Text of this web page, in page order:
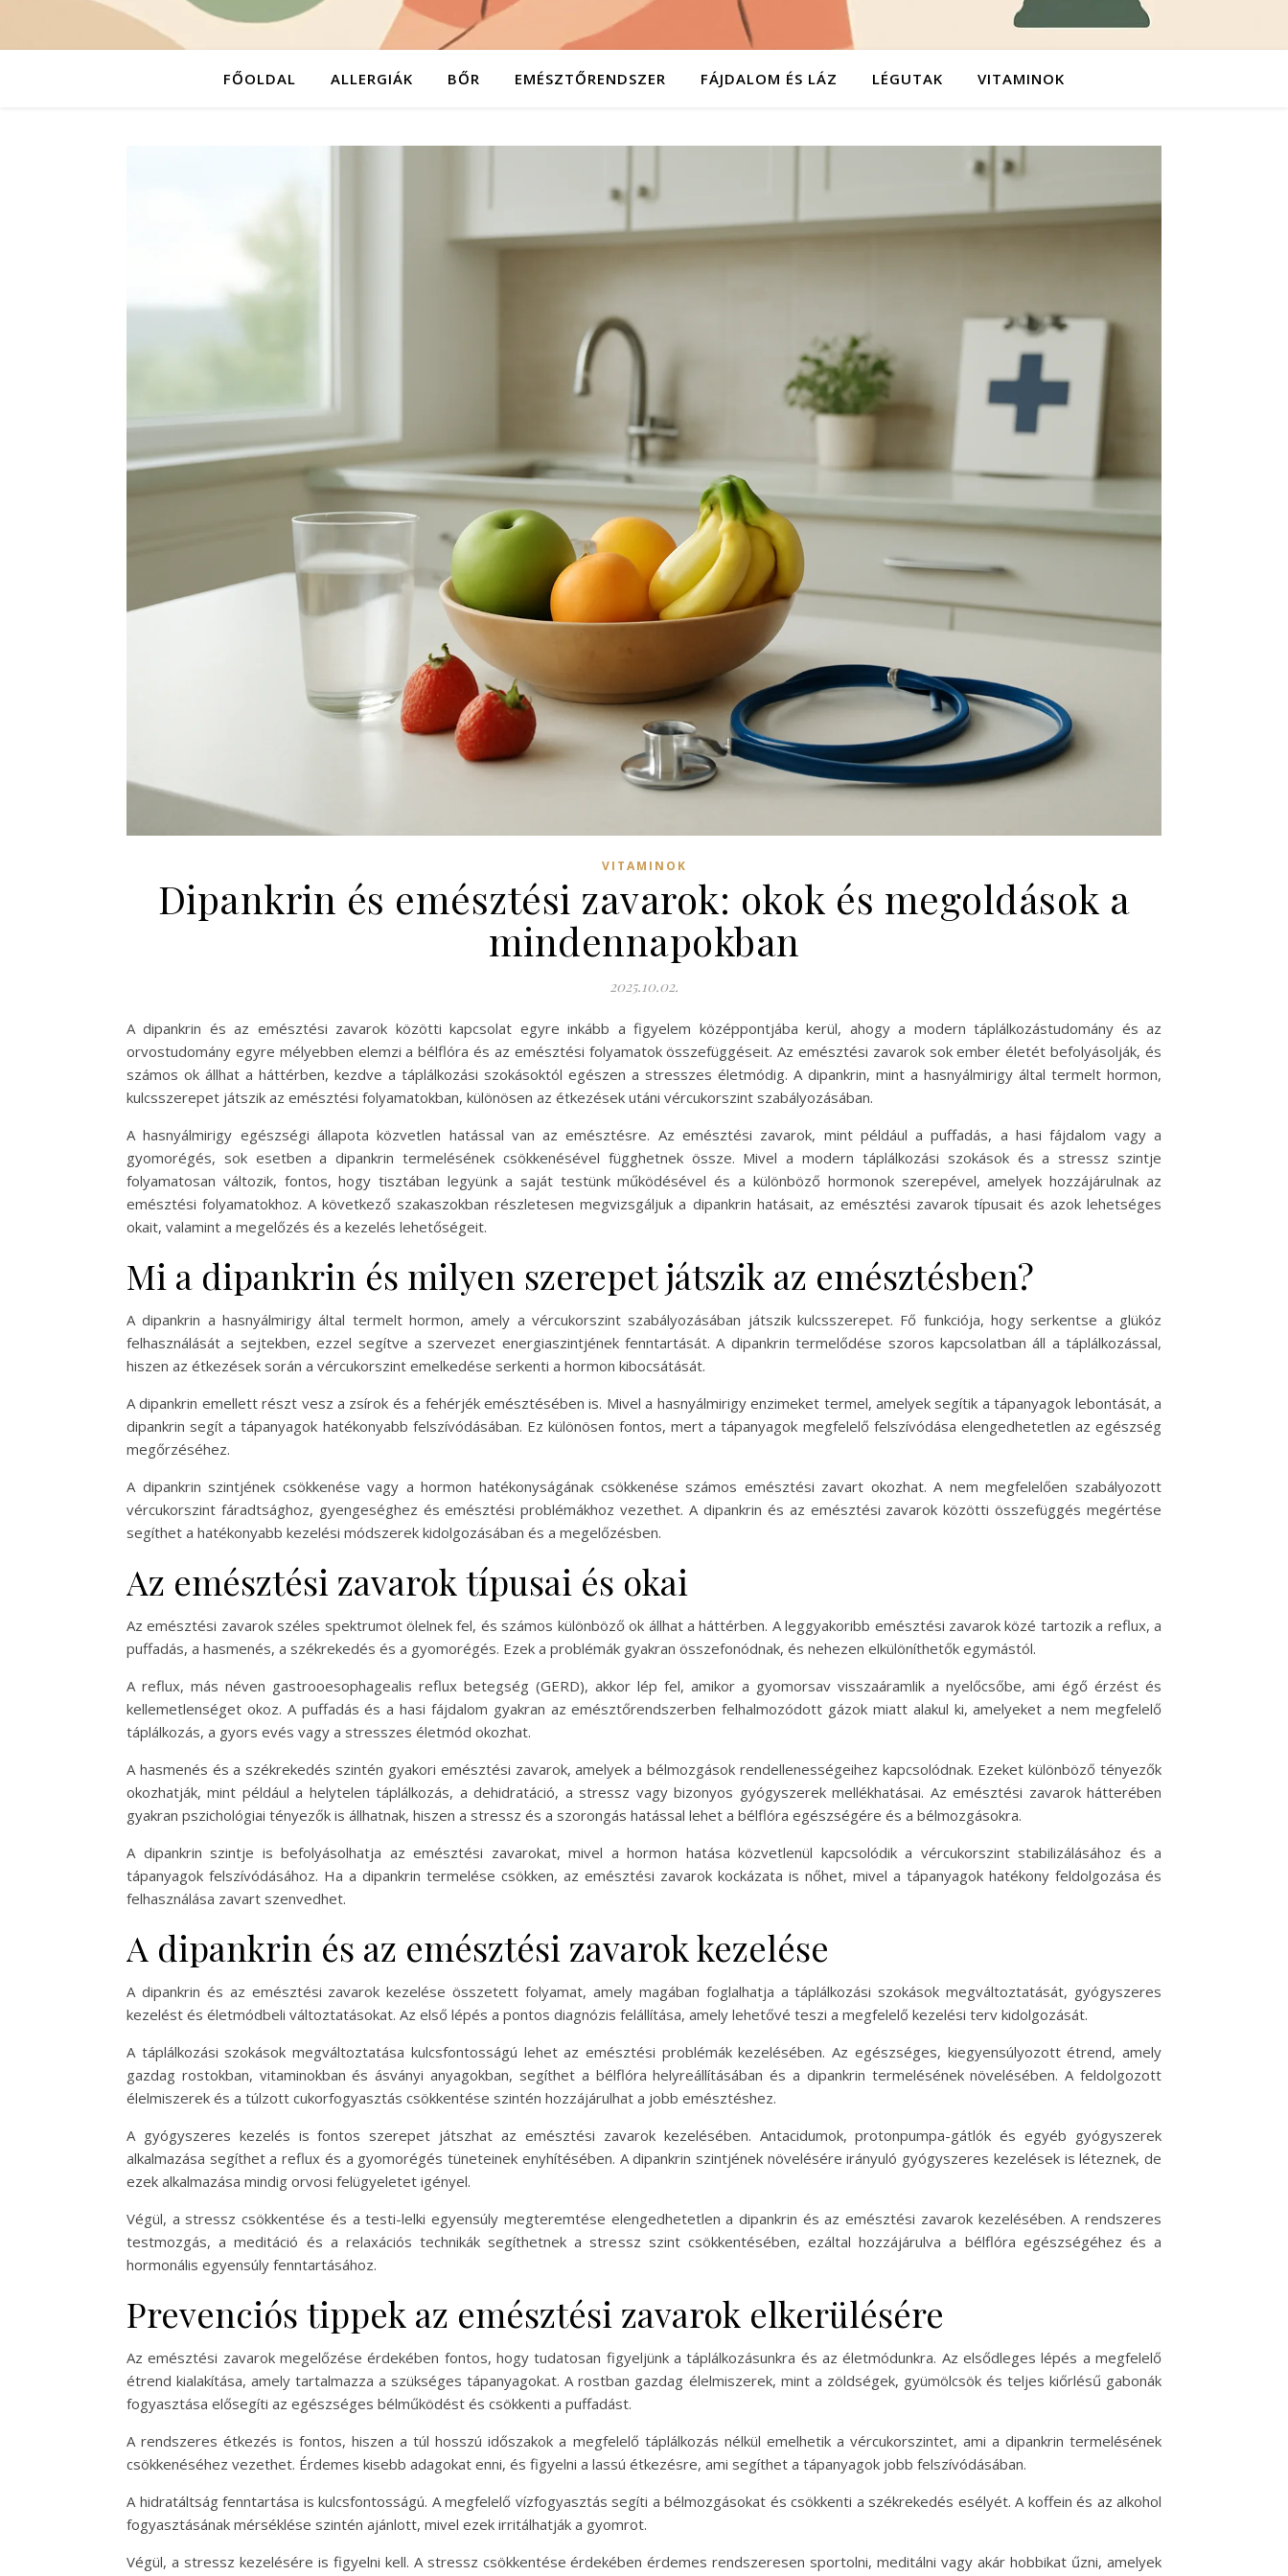
FŐOLDAL ALLERGIÁK BŐR EMÉSZTŐRENDSZER FÁJDALOM ÉS LÁZ LÉGUTAK VITAMINOK
VITAMINOK
Dipankrin és emésztési zavarok: okok és megoldások a
mindennapokban
2025.10.02.
A dipankrin és az emésztési zavarok közötti kapcsolat egyre inkább a figyelem középpontjába kerül, ahogy a modern táplálkozástudomány és az
orvostudomány egyre mélyebben elemzi a bélflóra és az emésztési folyamatok összefüggéseit. Az emésztési zavarok sok ember életét befolyásolják, és
számos ok állhat a háttérben, kezdve a táplálkozási szokásoktól egészen a stresszes életmódig. A dipankrin, mint a hasnyálmirigy által termelt hormon,
kulcsszerepet játszik az emésztési folyamatokban, különösen az étkezések utáni vércukorszint szabályozásában.
A hasnyálmirigy egészségi állapota közvetlen hatással van az emésztésre. Az emésztési zavarok, mint például a puffadás, a hasi fájdalom vagy a
gyomorégés, sok esetben a dipankrin termelésének csökkenésével függhetnek össze. Mivel a modern táplálkozási szokások és a stressz szintje
folyamatosan változik, fontos, hogy tisztában legyünk a saját testünk működésével és a különböző hormonok szerepével, amelyek hozzájárulnak az
emésztési folyamatokhoz. A következő szakaszokban részletesen megvizsgáljuk a dipankrin hatásait, az emésztési zavarok típusait és azok lehetséges
okait, valamint a megelőzés és a kezelés lehetőségeit.
Mi a dipankrin és milyen szerepet játszik az emésztésben?
A dipankrin a hasnyálmirigy által termelt hormon, amely a vércukorszint szabályozásában játszik kulcsszerepet. Fő funkciója, hogy serkentse a glükóz
felhasználását a sejtekben, ezzel segítve a szervezet energiaszintjének fenntartását. A dipankrin termelődése szoros kapcsolatban áll a táplálkozással,
hiszen az étkezések során a vércukorszint emelkedése serkenti a hormon kibocsátását.
A dipankrin emellett részt vesz a zsírok és a fehérjék emésztésében is. Mivel a hasnyálmirigy enzimeket termel, amelyek segítik a tápanyagok lebontását, a
dipankrin segít a tápanyagok hatékonyabb felszívódásában. Ez különösen fontos, mert a tápanyagok megfelelő felszívódása elengedhetetlen az egészség
megőrzéséhez.
A dipankrin szintjének csökkenése vagy a hormon hatékonyságának csökkenése számos emésztési zavart okozhat. A nem megfelelően szabályozott
vércukorszint fáradtsághoz, gyengeséghez és emésztési problémákhoz vezethet. A dipankrin és az emésztési zavarok közötti összefüggés megértése
segíthet a hatékonyabb kezelési módszerek kidolgozásában és a megelőzésben.
Az emésztési zavarok típusai és okai
Az emésztési zavarok széles spektrumot ölelnek fel, és számos különböző ok állhat a háttérben. A leggyakoribb emésztési zavarok közé tartozik a reflux, a
puffadás, a hasmenés, a székrekedés és a gyomorégés. Ezek a problémák gyakran összefonódnak, és nehezen elkülöníthetők egymástól.
A reflux, más néven gastrooesophagealis reflux betegség (GERD), akkor lép fel, amikor a gyomorsav visszaáramlik a nyelőcsőbe, ami égő érzést és
kellemetlenséget okoz. A puffadás és a hasi fájdalom gyakran az emésztőrendszerben felhalmozódott gázok miatt alakul ki, amelyeket a nem megfelelő
táplálkozás, a gyors evés vagy a stresszes életmód okozhat.
A hasmenés és a székrekedés szintén gyakori emésztési zavarok, amelyek a bélmozgások rendellenességeihez kapcsolódnak. Ezeket különböző tényezők
okozhatják, mint például a helytelen táplálkozás, a dehidratáció, a stressz vagy bizonyos gyógyszerek mellékhatásai. Az emésztési zavarok hátterében
gyakran pszichológiai tényezők is állhatnak, hiszen a stressz és a szorongás hatással lehet a bélflóra egészségére és a bélmozgásokra.
A dipankrin szintje is befolyásolhatja az emésztési zavarokat, mivel a hormon hatása közvetlenül kapcsolódik a vércukorszint stabilizálásához és a
tápanyagok felszívódásához. Ha a dipankrin termelése csökken, az emésztési zavarok kockázata is nőhet, mivel a tápanyagok hatékony feldolgozása és
felhasználása zavart szenvedhet.
A dipankrin és az emésztési zavarok kezelése
A dipankrin és az emésztési zavarok kezelése összetett folyamat, amely magában foglalhatja a táplálkozási szokások megváltoztatását, gyógyszeres
kezelést és életmódbeli változtatásokat. Az első lépés a pontos diagnózis felállítása, amely lehetővé teszi a megfelelő kezelési terv kidolgozását.
A táplálkozási szokások megváltoztatása kulcsfontosságú lehet az emésztési problémák kezelésében. Az egészséges, kiegyensúlyozott étrend, amely
gazdag rostokban, vitaminokban és ásványi anyagokban, segíthet a bélflóra helyreállításában és a dipankrin termelésének növelésében. A feldolgozott
élelmiszerek és a túlzott cukorfogyasztás csökkentése szintén hozzájárulhat a jobb emésztéshez.
A gyógyszeres kezelés is fontos szerepet játszhat az emésztési zavarok kezelésében. Antacidumok, protonpumpa-gátlók és egyéb gyógyszerek
alkalmazása segíthet a reflux és a gyomorégés tüneteinek enyhítésében. A dipankrin szintjének növelésére irányuló gyógyszeres kezelések is léteznek, de
ezek alkalmazása mindig orvosi felügyeletet igényel.
Végül, a stressz csökkentése és a testi-lelki egyensúly megteremtése elengedhetetlen a dipankrin és az emésztési zavarok kezelésében. A rendszeres
testmozgás, a meditáció és a relaxációs technikák segíthetnek a stressz szint csökkentésében, ezáltal hozzájárulva a bélflóra egészségéhez és a
hormonális egyensúly fenntartásához.
Prevenciós tippek az emésztési zavarok elkerülésére
Az emésztési zavarok megelőzése érdekében fontos, hogy tudatosan figyeljünk a táplálkozásunkra és az életmódunkra. Az elsődleges lépés a megfelelő
étrend kialakítása, amely tartalmazza a szükséges tápanyagokat. A rostban gazdag élelmiszerek, mint a zöldségek, gyümölcsök és teljes kiőrlésű gabonák
fogyasztása elősegíti az egészséges bélműködést és csökkenti a puffadást.
A rendszeres étkezés is fontos, hiszen a túl hosszú időszakok a megfelelő táplálkozás nélkül emelhetik a vércukorszintet, ami a dipankrin termelésének
csökkenéséhez vezethet. Érdemes kisebb adagokat enni, és figyelni a lassú étkezésre, ami segíthet a tápanyagok jobb felszívódásában.
A hidratáltság fenntartása is kulcsfontosságú. A megfelelő vízfogyasztás segíti a bélmozgásokat és csökkenti a székrekedés esélyét. A koffein és az alkohol
fogyasztásának mérséklése szintén ajánlott, mivel ezek irritálhatják a gyomrot.
Végül, a stressz kezelésére is figyelni kell. A stressz csökkentése érdekében érdemes rendszeresen sportolni, meditálni vagy akár hobbikat űzni, amelyek